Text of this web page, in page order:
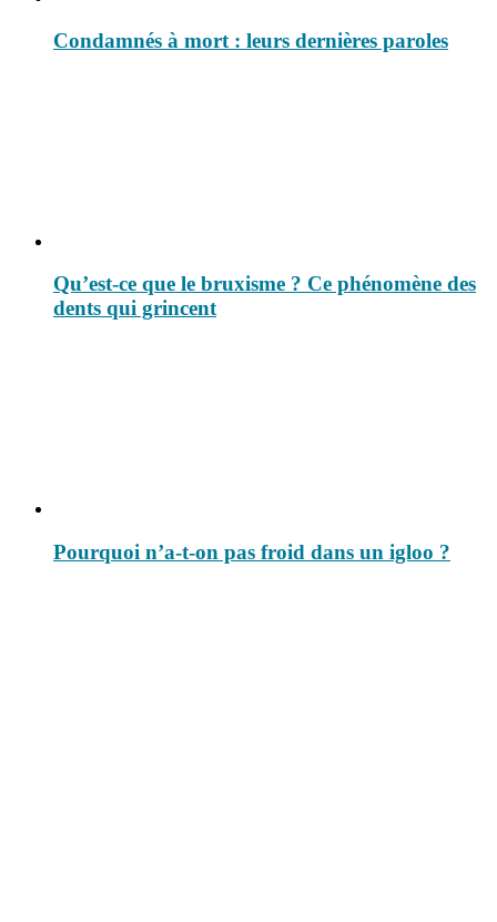
Condamnés à mort : leurs dernières paroles
Qu’est-ce que le bruxisme ? Ce phénomène des
dents qui grincent
Pourquoi n’a-t-on pas froid dans un igloo ?